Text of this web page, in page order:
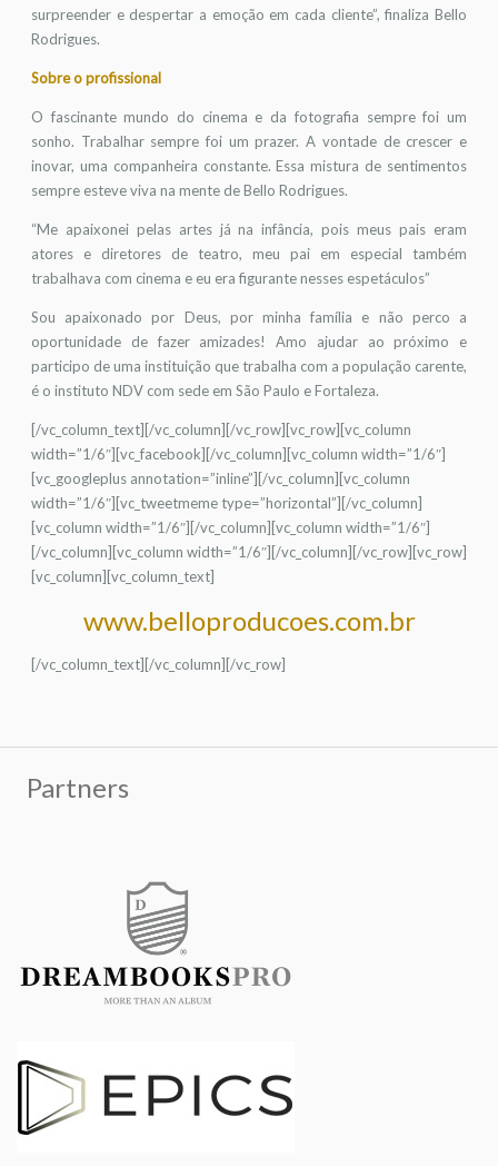
surpreender e despertar a emoção em cada cliente”, finaliza Bello
Rodrigues.
Sobre o profissional
O fascinante mundo do cinema e da fotografia sempre foi um
sonho. Trabalhar sempre foi um prazer. A vontade de crescer e
inovar, uma companheira constante. Essa mistura de sentimentos
sempre esteve viva na mente de Bello Rodrigues.
“Me apaixonei pelas artes já na infância, pois meus pais eram
atores e diretores de teatro, meu pai em especial também
trabalhava com cinema e eu era figurante nesses espetáculos”
Sou apaixonado por Deus, por minha família e não perco a
oportunidade de fazer amizades! Amo ajudar ao próximo e
participo de uma instituição que trabalha com a população carente,
é o instituto NDV com sede em São Paulo e Fortaleza.
[/vc_column_text][/vc_column][/vc_row][vc_row][vc_column
width=”1/6″][vc_facebook][/vc_column][vc_column width=”1/6″]
[vc_googleplus annotation=”inline”][/vc_column][vc_column
width=”1/6″][vc_tweetmeme type=”horizontal”][/vc_column]
[vc_column width=”1/6″][/vc_column][vc_column width=”1/6″]
[/vc_column][vc_column width=”1/6″][/vc_column][/vc_row][vc_row]
[vc_column][vc_column_text]
www.belloproducoes.com.br
[/vc_column_text][/vc_column][/vc_row]